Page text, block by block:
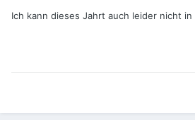
Ich kann dieses Jahrt auch leider nicht in